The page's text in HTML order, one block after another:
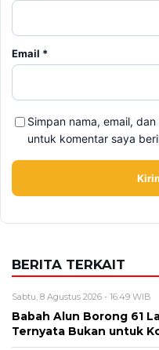
Email *
Simpan nama, email,
untuk komentar saya
BERITA TERKAIT
Sabtu, 8 Agustus 2026 - 16:49 WIB
Babah Alun Borong 61
Ternyata Bukan untuk